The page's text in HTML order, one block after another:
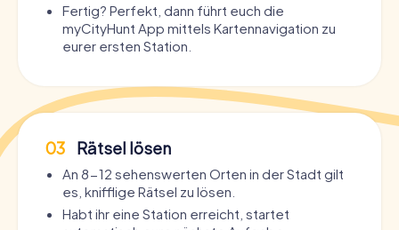
Fertig? Perfekt, dann führt euch die
myCityHunt App mittels Kartennavigation zu
eurer ersten Station.
03 Rätsel lösen
An 8-12 sehenswerten Orten in der Stadt gilt
es, knifflige Rätsel zu lösen.
Habt ihr eine Station erreicht, startet